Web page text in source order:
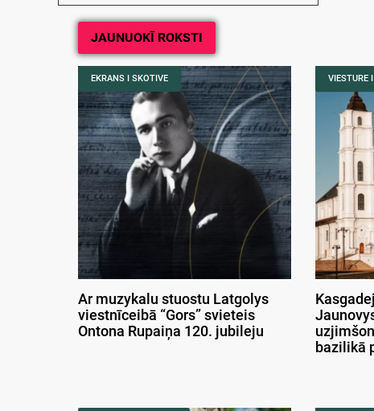
JAUNUOKĪ ROKSTI
EKRANS I SKOTIVE
Ar muzykalu stuostu Latgolys
viestnīceibā “Gors” svieteis
Ontona Rupaiņa 120. jubileju
VIESTURE
bazilikā